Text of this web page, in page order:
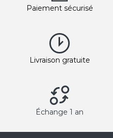
Paiement sécurisé
Livraison gratuite
Échange 1 an